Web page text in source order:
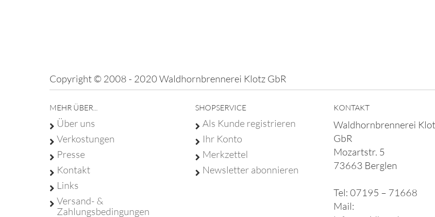
Copyright © 2008 - 2020 Waldhornbrennerei Klotz GbR
MEHR ÜBER...
Über uns
Verkostungen
Presse
Kontakt
Links
Versand- &
Zahlungsbedingungen
SHOPSERVICE
Als Kunde registrieren
Ihr Konto
Merkzettel
Newsletter abonnieren
KONTAKT
Waldhornbrennerei
GbR
Mozartstr. 5
73663 Berglen
Tel: 07195 – 71668
Mail: